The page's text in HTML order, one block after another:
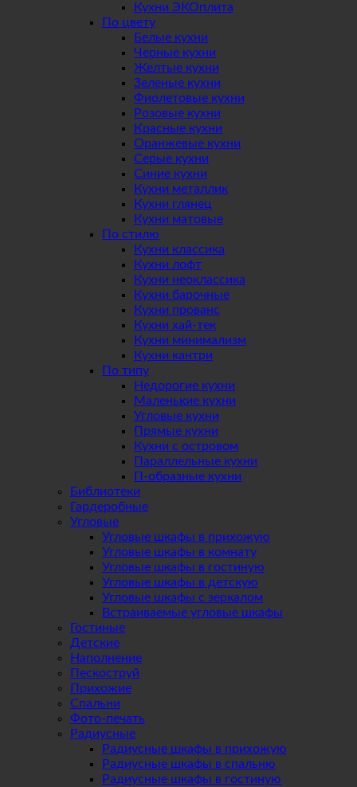
Кухни ЭКОплита
По цвету
Белые кухни
Черные кухни
Желтые кухни
Зеленые кухни
Фиолетовые кухни
Розовые кухни
Красные кухни
Оранжевые кухни
Серые кухни
Синие кухни
Кухни металлик
Кухни глянец
Кухни матовые
По стилю
Кухни классика
Кухни лофт
Кухни неоклассика
Кухни барочные
Кухни прованс
Кухни хай-тек
Кухни минимализм
Кухни кантри
По типу
Недорогие кухни
Маленькие кухни
Угловые кухни
Прямые кухни
Кухни с островом
Параллельные кухни
П-образные кухни
Библиотеки
Гардеробные
Угловые
Угловые шкафы в прихожую
Угловые шкафы в комнату
Угловые шкафы в гостиную
Угловые шкафы в детскую
Угловые шкафы с зеркалом
Встраиваемые угловые шкафы
Гостиные
Детские
Наполнение
Пескоструй
Прихожие
Спальни
Фото-печать
Радиусные
Радиусные шкафы в прихожую
Радиусные шкафы в спальню
Радиусные шкафы в гостиную